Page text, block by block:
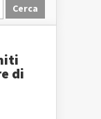
di